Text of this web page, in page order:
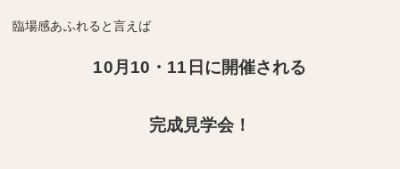
臨場感あふれると言えば
10月10・11日に開催される
完成見学会！